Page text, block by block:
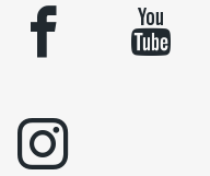
facebook youtube
instagram